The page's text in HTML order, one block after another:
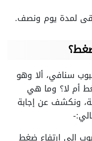
لمدة يوم ونصف.
سنافي، ألا وهو
أم لا؟ وما هي
ونكشف عن إجابة
إلى ارتفاع ضغط